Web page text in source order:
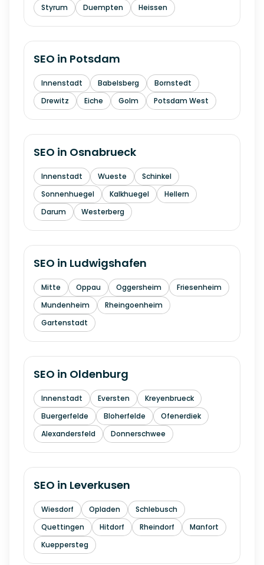
Styrum
Duempten Heissen
SEO in Potsdam
Innenstadt Babelsberg
Bornstedt
Drewitz
Eiche Golm Potsdam West
SEO in Osnabrueck
Innenstadt Wueste
Schinkel
Sonnenhuegel
Kalkhuegel
Hellern
Darum
Westerberg
SEO in Ludwigshafen
Mitte Oppau Oggersheim
Friesenheim
Mundenheim
Rheingoenheim
Gartenstadt
SEO in Oldenburg
Innenstadt Eversten
Kreyenbrueck
Buergerfelde
Bloherfelde
Ofenerdiek
Alexandersfeld
Donnerschwee
SEO in Leverkusen
Wiesdorf Opladen
Schlebusch
Quettingen
Hitdorf Rheindorf
Manfort
Kueppersteg